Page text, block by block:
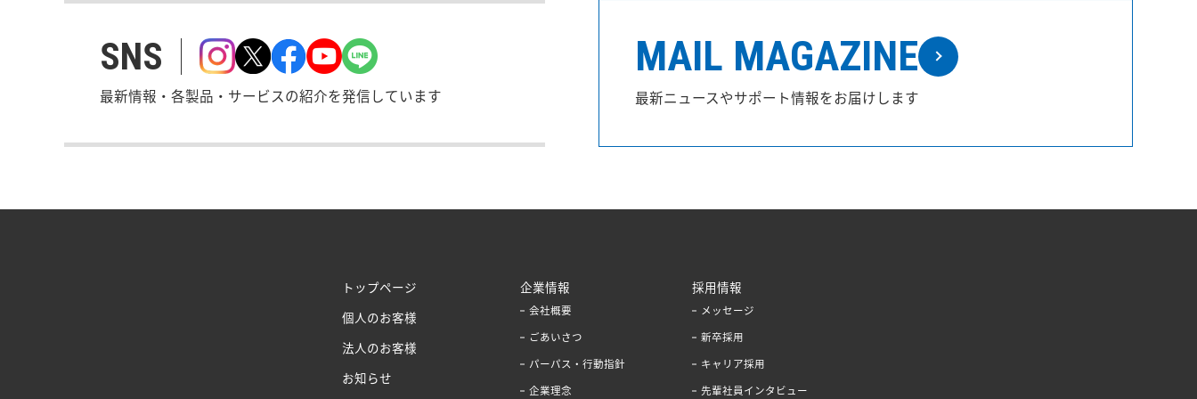
SNS
最新情報・各製品・サービスの紹介を発信しています
MAIL MAGAZINE
最新ニュースやサポート情報をお届けします
トップページ
個人のお客様
法人のお客様
お知らせ
企業情報
会社概要
ごあいさつ
パーパス・行動指針
企業理念
採用情報
メッセージ
新卒採用
キャリア採用
先輩社員インタビュー